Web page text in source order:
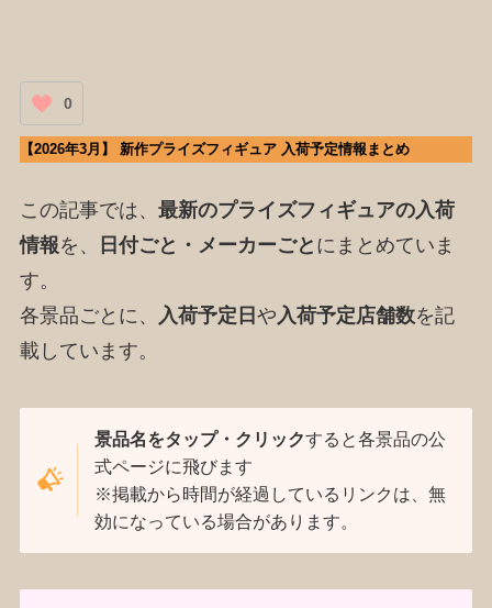
0
【2026年3月】 新作プライズフィギュア 入荷予定情報まとめ
この記事では、 最新のプライズフィギュアの入荷
情報を、 日付ごと・メーカーごと にまとめていま
す。
各景品ごとに、
入荷予定日 や入荷予定店舗数を記
載しています。
景品名をタップ・クリックすると各景品の公
式ページに飛びます
※掲載から時間が経過しているリンクは、無
効になっている場合があります。